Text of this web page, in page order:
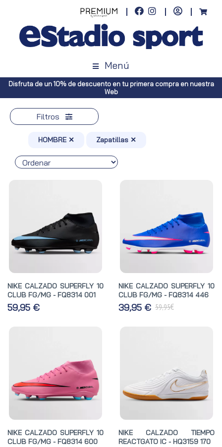
Menú
10% de descuento en tu primera compra en nuestra
Envíos
Filtros
HOMBRE ✕ Zapatillas ✕
NIKE CALZADO SUPERFLY 10
CLUB FG/MG - FQ8314 001
59,95 €
NIKE CALZADO SUPERFLY 10
CLUB FG/MG - FQ8314 446
39,95 € 59,95€
NIKE CALZADO SUPERFLY 10
CLUB FG/MG - FQ8314 600
NIKE CALZADO TIEMPO
REACTGATO IC - HQ3159 170